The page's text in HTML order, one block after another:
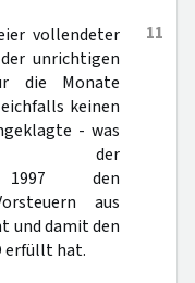
11
vollendeter
unrichtigen
die Monate
keinen
- was
der
1997 den
aus
und damit den
erfüllt hat.